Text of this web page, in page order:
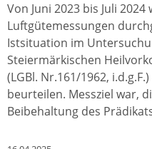
Von Juni 2023 bis Juli
Luftgütemessungen
Istsituation im
Steiermärkischen
(LGBl. Nr.161/1962,
beurteilen. Messziel war,
Beibehaltung des